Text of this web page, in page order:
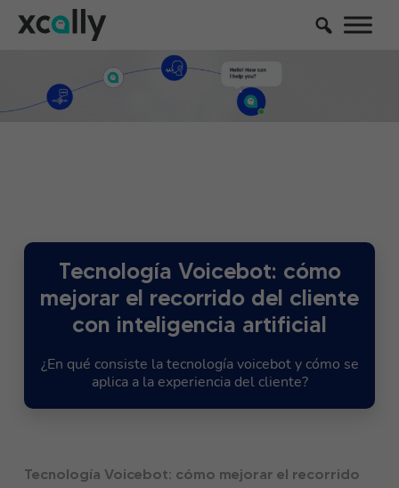
Tecnología Voicebot: cómo
mejorar el recorrido del cliente
con inteligencia artificial
¿En qué consiste la tecnología voicebot y cómo se
aplica a la experiencia del cliente?
Tecnología Voicebot: cómo mejorar el recorrido